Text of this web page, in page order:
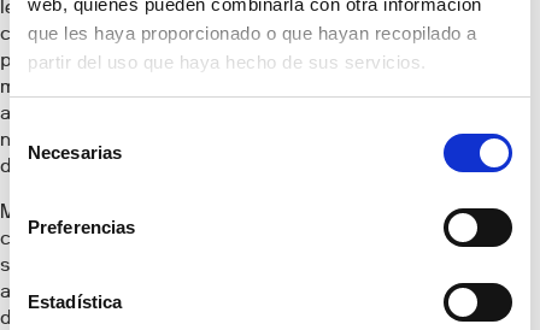
web, quienes pueden combinarla con otra información
que les haya proporcionado o que hayan recopilado a
partir del uso que haya hecho de sus servicios.
de Necesarias
Preferencias
Estadística
les caracteriza es la
cercanía tanto a la
playa como a
montaña, con
amplios espacios
naturales, de
descanso y ocio.
Metrovacesa, en su
compromiso con la
sostenibilidad,
apostará por el
desarrollo de ambas